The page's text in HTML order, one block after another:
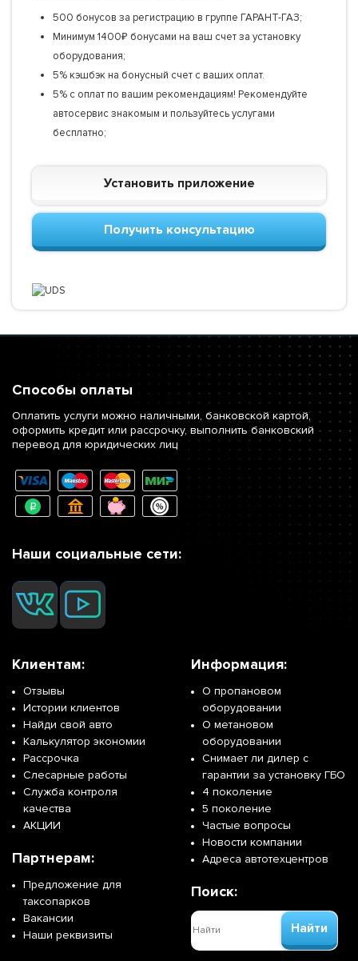
500 бонусов за регистрацию в группе ГАРАНТ-ГАЗ;
Минимум 1400₽ бонусами на ваш счет за установку
оборудования;
5% кэшбэк на бонусный счет с ваших оплат.
5% с оплат по вашим рекомендациям! Рекомендуйте
автосервис знакомым и пользуйтесь услугами
бесплатно;
Установить приложение
Получить консультацию
Способы оплаты
Оплатить услуги можно наличными, банковской картой,
оформить кредит или рассрочку, выполнить банковский
перевод для юридических лиц
Наши социальные сети:
Клиентам:
Отзывы
Истории клиентов
Найди свой авто
Калькулятор экономии
Рассрочка
Слесарные работы
Служба контроля
качества
АКЦИИ
Партнерам:
Предложение для
таксопарков
Вакансии
Наши реквизиты
Информация:
О пропановом
оборудовании
О метановом
оборудовании
Снимает ли дилер с
гарантии за установку ГБО
4 поколение
5 поколение
Частые вопросы
Новости компании
Адреса автотехцентров
Поиск:
Найти